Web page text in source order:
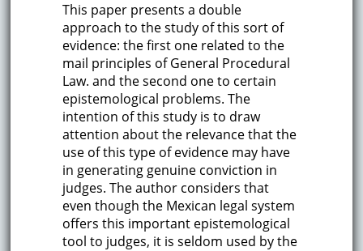
This paper presents a double
approach to the study of this sort of
evidence: the first one related to the
mail principles of General Procedural
Law. and the second one to certain
epistemological problems. The
intention of this study is to draw
attention about the relevance that the
use of this type of evidence may have
in generating genuine conviction in
judges. The author considers that
even though the Mexican legal system
offers this important epistemological
tool to judges, it is seldom used by the